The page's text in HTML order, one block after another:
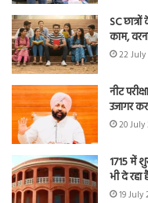
SC
काम,
22 July
नीट
उजागर
20 July
1715 में
भी दे रहा
19 July